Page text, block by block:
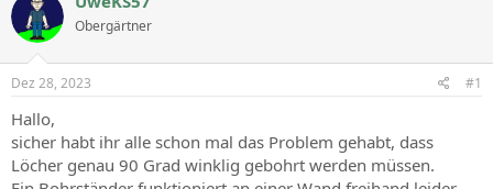
Obergärtner
Dez 28, 2023 #1
Hallo,
sicher habt ihr alle schon mal das Problem gehabt, dass
Löcher genau 90 Grad winklig gebohrt werden müssen.